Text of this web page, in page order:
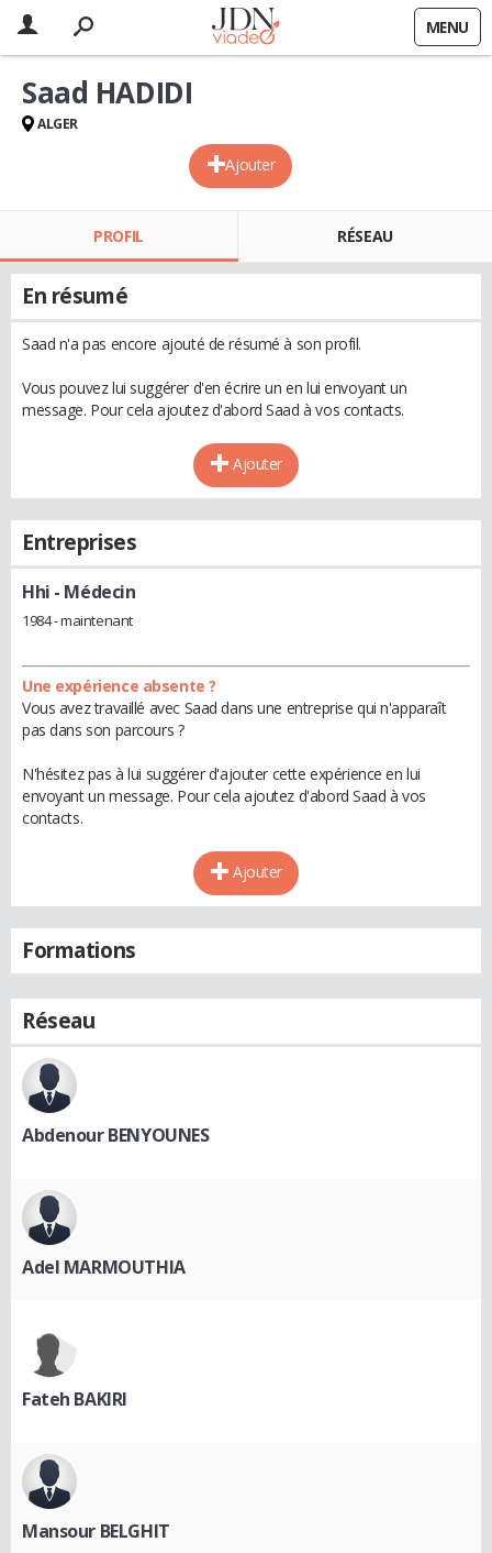
MENU
Ajouter
Saad HADIDI
ALGER
PROFIL RÉSEAU
En résumé
Saad n'a pas encore ajouté de résumé à son profil.
Vous pouvez lui suggérer d'en écrire un en lui envoyant un
message. Pour cela ajoutez d'abord Saad à vos contacts.
Ajouter
Entreprises
Hhi - Médecin
1984 - maintenant
Une expérience absente ?
Vous avez travaillé avec Saad dans une entreprise qui n'apparaît
pas dans son parcours ?
N'hésitez pas à lui suggérer d'ajouter cette expérience en lui
envoyant un message. Pour cela ajoutez d'abord Saad à vos
contacts.
Ajouter
Formations
Réseau
Abdenour BENYOUNES
Adel MARMOUTHIA
Fateh BAKIRI
Mansour BELGHIT